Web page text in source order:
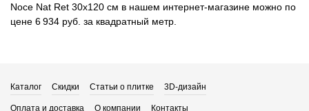
Noce Nat Ret 30x120 см в нашем интернет-магазине можно по
цене 6 934 руб. за квадратный метр.
Каталог Скидки Статьи о плитке 3D-дизайн
Оплата и доставка О компании Контакты